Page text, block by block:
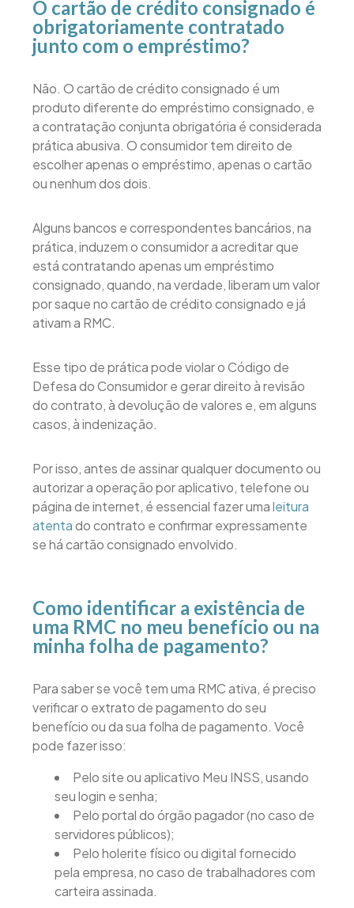
O cartão de crédito consignado é
obrigatoriamente contratado
junto com o empréstimo?
Não. O cartão de crédito consignado é um
produto diferente do empréstimo consignado, e
a contratação conjunta obrigatória é considerada
prática abusiva. O consumidor tem direito de
escolher apenas o empréstimo, apenas o cartão
ou nenhum dos dois.
Alguns bancos e correspondentes bancários, na
prática, induzem o consumidor a acreditar que
está contratando apenas um empréstimo
consignado, quando, na verdade, liberam um valor
por saque no cartão de crédito consignado e já
ativam a RMC.
Esse tipo de prática pode violar o Código de
Defesa do Consumidor e gerar direito à revisão
do contrato, à devolução de valores e, em alguns
casos, à indenização.
Por isso, antes de assinar qualquer documento ou
autorizar a operação por aplicativo, telefone ou
página de internet, é essencial fazer umaleitura
atentado contrato e confirmar expressamente
se há cartão consignado envolvido.
Como identificar a existência de
uma RMC no meu benefício ou na
minha folha de pagamento?
Para saber se você tem uma RMC ativa, é preciso
verificar o extrato de pagamento do seu
benefício ou da sua folha de pagamento. Você
pode fazer isso:
Pelo site ou aplicativo Meu INSS, usando
seu login e senha;
Pelo portal do órgão pagador (no caso de
servidores públicos);
Pelo holerite físico ou digital fornecido
pela empresa, no caso de trabalhadores com
carteira assinada.